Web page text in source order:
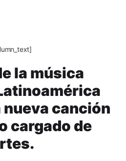
la música
canción
cargado de